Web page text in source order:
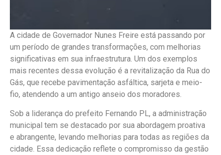
A cidade de Governador Nunes Freire está passando por
um período de grandes transformações, com melhorias
significativas em sua infraestrutura. Um dos exemplos
mais recentes dessa evolução é a revitalização da Rua do
Gás, que recebe pavimentação asfáltica, sarjeta e meio-
fio, atendendo a um antigo anseio dos moradores.
Sob a liderança do prefeito Fernando PL, a administração
municipal tem se destacado por sua abordagem proativa
e abrangente, levando melhorias para todas as regiões da
cidade. Essa dedicação reflete o compromisso da gestão